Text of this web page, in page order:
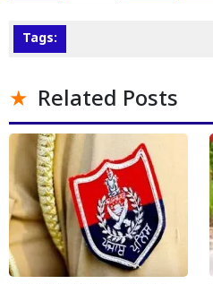
Tags:
Related Posts